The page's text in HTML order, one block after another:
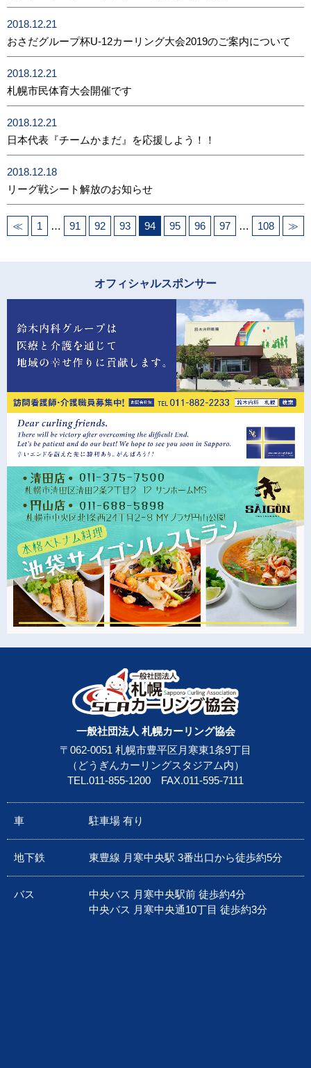
2018.12.21
おさだグループ杯U-12カーリング大会2019のご案内について
2018.12.21
札幌市民体育大会開催です
2018.12.21
日本代表『チームかまだ』を応援しよう！！
2018.12.18
リーグ戦シート解放のお知らせ
≪ 1 … 91 92 93 94 95 96 97 … 108 ≫
オフィシャルスポンサー
一般社団法人 札幌カーリング協会
〒062-0051 札幌市豊平区月寒東1条9丁目
（どうぎんカーリングスタジアム内）
TEL.011-855-1200 FAX.011-595-7111
車 駐車場 有り
地下鉄 東豊線 月寒中央駅 3番出口から徒歩約5分
バス
中央バス 月寒中央駅前 徒歩約4分
中央バス 月寒中央通10丁目 徒歩約3分